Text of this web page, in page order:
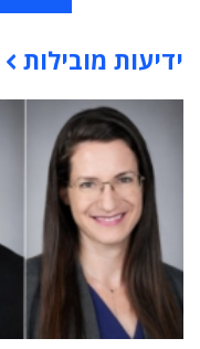
תוכן פרסומי
ידיעות מובילות